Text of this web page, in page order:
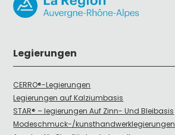
Legierungen
CERRO®-Legierungen
Legierungen auf Kalziumbasis
STAR® – legierungen Auf Zinn- Und Bleibasis
Modeschmuck-/kunsthandwerklegierungen